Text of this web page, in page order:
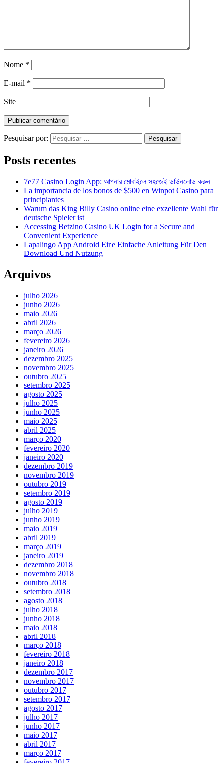
Nome *
E-mail *
Site
Pesquisar por:
Posts recentes
7e77 Casino Login App: আপনার মোবাইলে সহজেই ডাউনলোড করুন
La importancia de los bonos de $500 en Winpot Casino para
principiantes
Warum das King Billy Casino online eine exzellente Wahl für
deutsche Spieler ist
Accessing Betzino Casino UK Login for a Secure and
Convenient Experience
Lapalingo App Android Eine Einfache Anleitung Für Den
Download Und Nutzung
Arquivos
julho 2026
junho 2026
maio 2026
abril 2026
março 2026
fevereiro 2026
janeiro 2026
dezembro 2025
novembro 2025
outubro 2025
setembro 2025
agosto 2025
julho 2025
junho 2025
maio 2025
abril 2025
março 2020
fevereiro 2020
janeiro 2020
dezembro 2019
novembro 2019
outubro 2019
setembro 2019
agosto 2019
julho 2019
junho 2019
maio 2019
abril 2019
março 2019
janeiro 2019
dezembro 2018
novembro 2018
outubro 2018
setembro 2018
agosto 2018
julho 2018
junho 2018
maio 2018
abril 2018
março 2018
fevereiro 2018
janeiro 2018
dezembro 2017
novembro 2017
outubro 2017
setembro 2017
agosto 2017
julho 2017
junho 2017
maio 2017
abril 2017
março 2017